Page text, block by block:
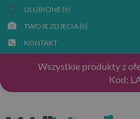
ULUBIONE (0)
TWOJE ZDJĘCIA (0)
KONTAKT
Wszystkie produkty z
Kod: